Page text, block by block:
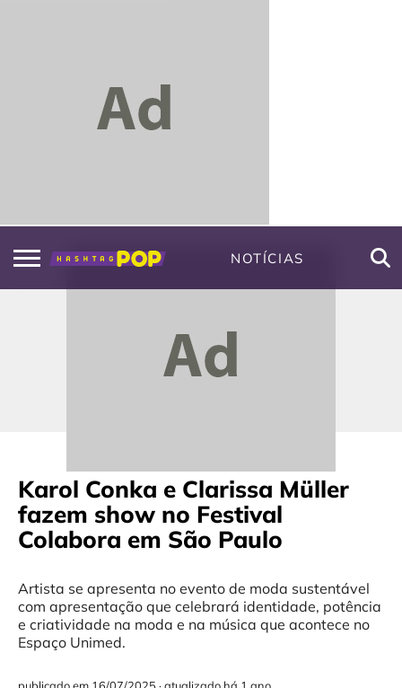
NOTÍCIAS
Karol Conka e Clarissa Müller
fazem show no Festival
Colabora em São Paulo
Artista se apresenta no evento de moda sustentável
com apresentação que celebrará identidade, potência
e criatividade na moda e na música que acontece no
Espaço Unimed.